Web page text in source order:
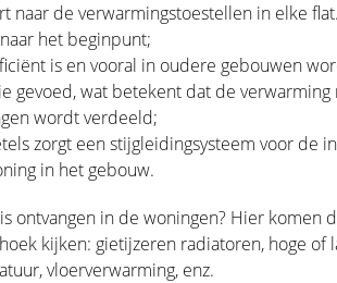
naar de verwarmingstoestellen in elke
het beginpunt;
is en vooral in oudere gebouwen
gevoed, wat betekent dat de verwarming
wordt verdeeld;
zorgt een stijgleidingsysteem voor de
in het gebouw.
ontvangen in de woningen? Hier komen
kijken: gietijzeren radiatoren, hoge of
vloerverwarming, enz.